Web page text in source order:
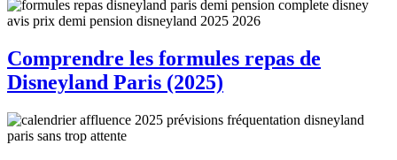
Comprendre les formules repas de
Disneyland Paris (2025)